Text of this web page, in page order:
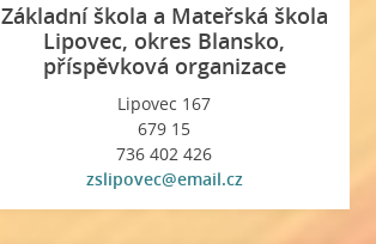
Základní škola a Mateřská škola
Lipovec, okres Blansko,
příspěvková organizace
Lipovec 167
679 15
736 402 426
zslipovec@email.cz